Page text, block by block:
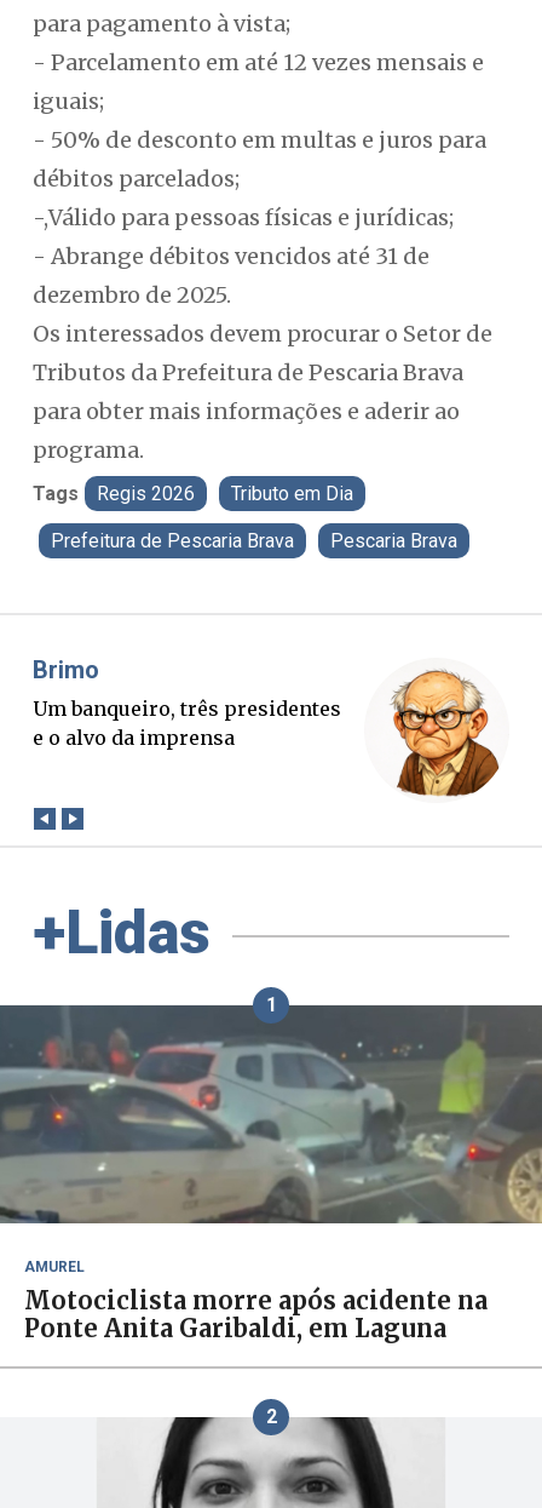
para pagamento à vista;
- Parcelamento em até 12 vezes mensais e
iguais;
- 50% de desconto em multas e juros para
débitos parcelados;
-,Válido para pessoas físicas e jurídicas;
- Abrange débitos vencidos até 31 de
dezembro de 2025.
Os interessados devem procurar o Setor de
Tributos da Prefeitura de Pescaria Brava
para obter mais informações e aderir ao
programa.
Tags Regis 2026 Tributo em Dia
Prefeitura de Pescaria Brava Pescaria Brava
Misael Elias
O Boato corre mais rápido que a
verdade. Mas quem paga a
+Lidas
1
AMUREL
Motociclista morre após acidente na
Ponte Anita Garibaldi, em Laguna
2